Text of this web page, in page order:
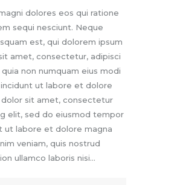
dolores eos qui ratione
sequi nesciunt. Neque
est, qui dolorem ipsum
amet, consectetur, adipisci
non numquam eius modi
ut labore et dolore
dolor sit amet, consectetur
elit, sed do eiusmod tempor
ut labore et dolore magna
veniam, quis nostrud
ullamco laboris nisi…